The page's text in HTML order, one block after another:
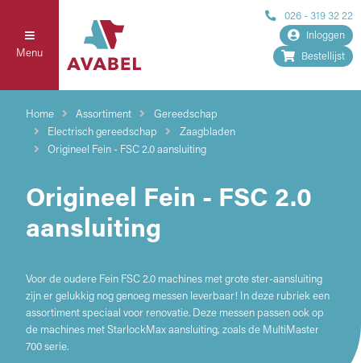
Menu
026 - 319 32 22
Inloggen
Bestellijst
Home Assortiment
Gereedschap
Electrisch gereedschap
Zaagbladen
Origineel Fein - FSC 2.0 aansluiting
Origineel Fein - FSC 2.0
aansluiting
Voor de oudere Fein FSC 2.0 machines met grote ster-aansluiting
zijn er gelukkig nog genoeg messen leverbaar! In deze rubriek een
assortiment speciaal voor renovatie. Deze messen passen ook op
de machines met StarlockMax aansluiting, zoals de MultiMaster
700 serie.